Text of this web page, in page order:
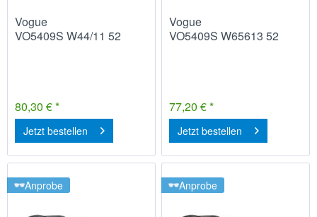
Vogue
VO5409S W44/11 52
80,30 € *
Jetzt bestellen
Vogue
VO5409S W65613 52
77,20 € *
Jetzt bestellen
Anprobe Anprobe